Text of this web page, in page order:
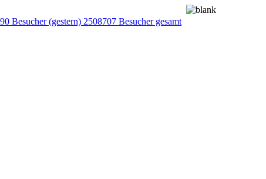
Besucher (gestern) 2508707 Besucher gesamt